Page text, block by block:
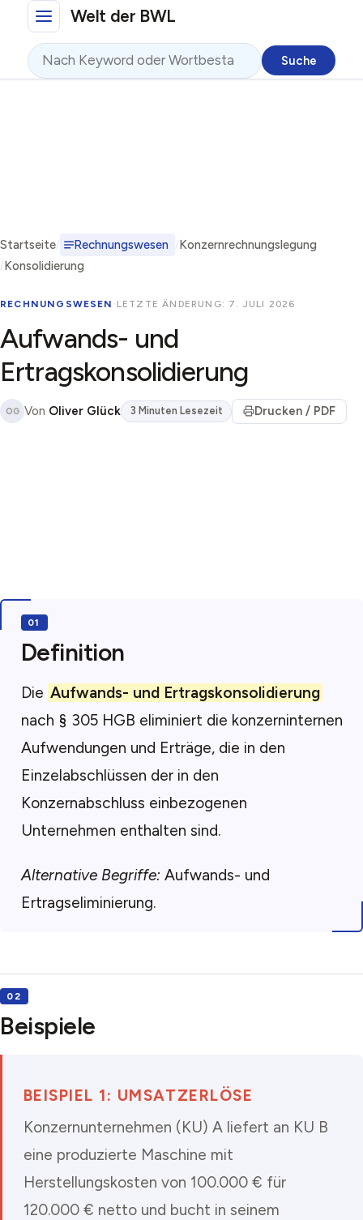
Direkt zum InhaltWelt der BWL
Suche
Startseite Rechnungswesen
Konzernrechnungslegung
Konsolidierung
RECHNUNGSWESEN · LETZTE ÄNDERUNG: 7. JULI 2026
Aufwands- und
Ertragskonsolidierung
OG Von Oliver Glück 3 Minuten Lesezeit Drucken / PDF
Definition
Die Aufwands- und Ertragskonsolidierung
nach § 305 HGB eliminiert die konzerninternen
Aufwendungen und Erträge, die in den
Einzelabschlüssen der in den
Konzernabschluss einbezogenen
Unternehmen enthalten sind.
Alternative Begriffe: Aufwands- und
Ertragseliminierung.
Beispiele
BEISPIEL 1: UMSATZERLÖSE
Konzernunternehmen (KU) A liefert an KU B
eine produzierte Maschine mit
Herstellungskosten von 100.000 € für
120.000 € netto und bucht in seinem